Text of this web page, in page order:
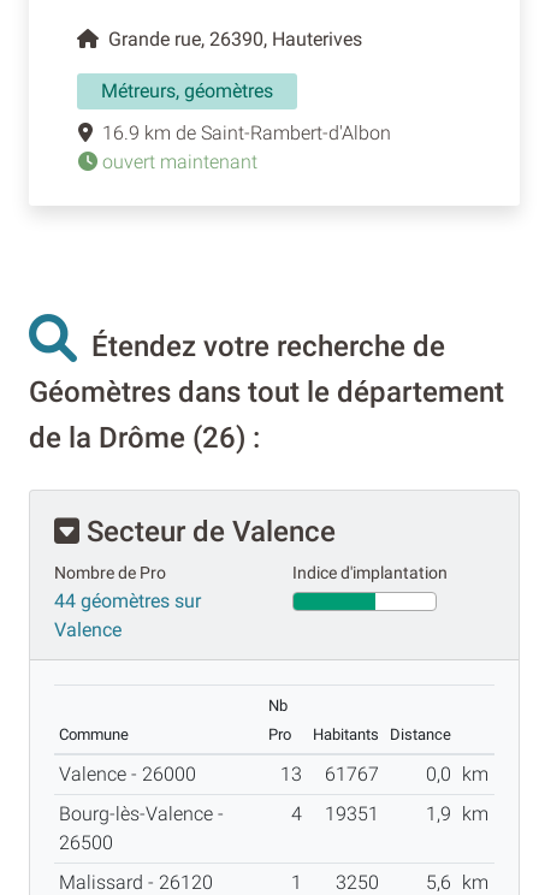
Grande rue, 26390, Hauterives
Métreurs, géomètres
16.9 km de Saint-Rambert-d'Albon
ouvert maintenant
Étendez votre recherche de
Géomètres dans tout le département
de la Drôme (26) :
Secteur de Valence
Nombre de Pro
44 géomètres sur
Valence
Indice d'implantation
Commune
Nb
Pro
Habitants Distance
Valence - 26000 13 61767 0,0 km
Bourg-lès-Valence -
26500
4 19351 1,9 km
Malissard - 26120 1 3250 5,6 km